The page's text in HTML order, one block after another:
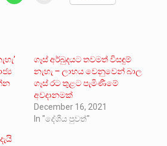
ගෑස් අර්බුදයට තවමත් විසඳුම්
නැහැ – ලාභය වෙනුවෙන් බාල
ගෑස් රට තුළට පැමිණීමේ
අවදානමක්
December 16, 2021
In "දේශීය පුවත්"